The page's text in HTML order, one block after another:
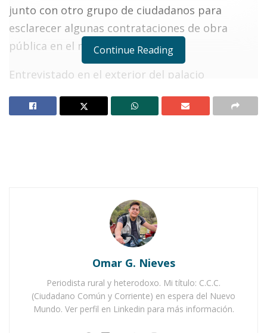
junto con otro grupo de ciudadanos para
esclarecer algunas contrataciones de obra
pública en el municipio.
Entrevistado en el exterior del palacio
que su principio ha sido no polemizar en las
Municipal no se hizo correctamente porque
quien tiene el informe y todos los datos que
pide [el señor Montero], están en Coplademun,
Notas Relacionadas
Continue Reading
Omar G. Nieves
Periodista rural y heterodoxo. Mi título: C.C.C.
(Ciudadano Común y Corriente) en espera del Nuevo
Mundo. Ver perfil en Linkedin para más información.